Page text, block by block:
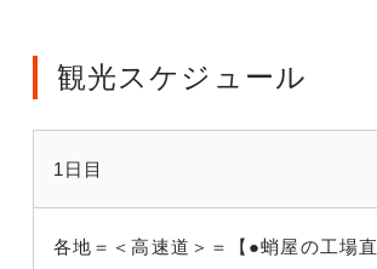
観光スケジュール
1日目
各地＝＜高速道＞＝【●蛸屋の工場